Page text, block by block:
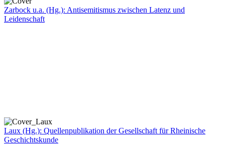
Zarbock u.a. (Hg.): Antisemitismus zwischen Latenz und
Leidenschaft
Laux (Hg.): Quellenpublikation der Gesellschaft für Rheinische
Geschichtskunde